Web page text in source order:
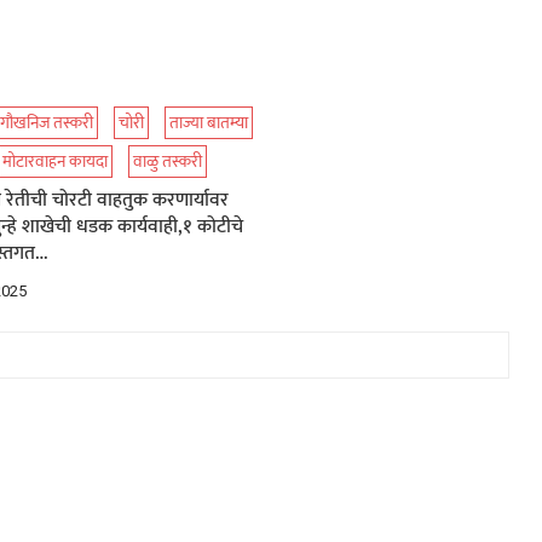
गौखनिज तस्करी चोरी
ताज्या बातम्या
मोटारवाहन कायदा वाळु तस्करी
चोरटी वाहतुक करणार्यावर
शाखेची धडक कार्यवाही,१ कोटीचे